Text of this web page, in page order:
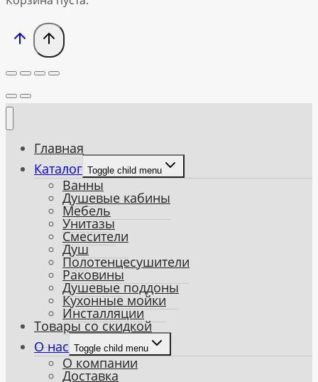
Главная
Каталог Toggle child menu
Ванны
Душевые кабины
Мебель
Унитазы
Смесители
Душ
Полотенцесушители
Раковины
Душевые поддоны
Кухонные мойки
Инсталляции
Товары со скидкой
О нас Toggle child menu
О компании
Доставка